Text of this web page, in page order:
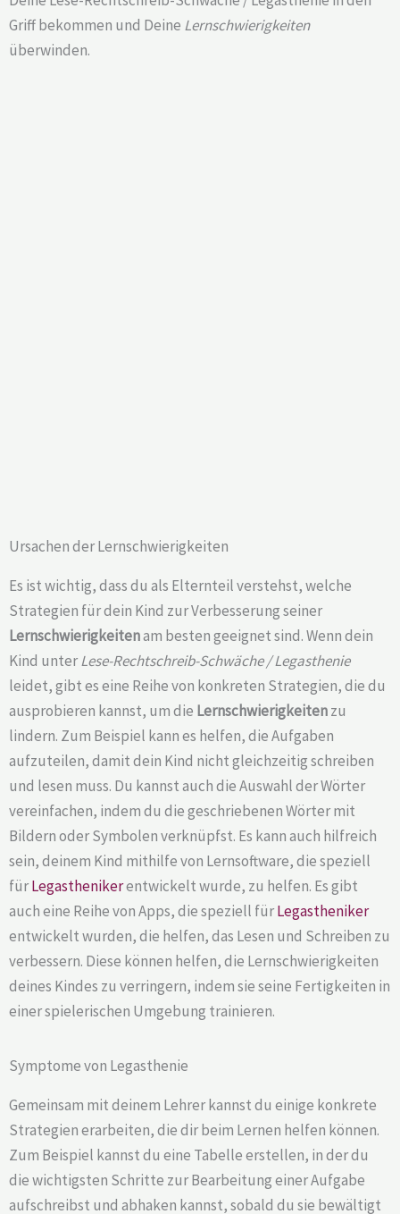
Griff bekommen und Deine Lernschwierigkeiten
überwinden.
Ursachen der Lernschwierigkeiten
Es ist wichtig, dass du als Elternteil verstehst, welche
Strategien für dein Kind zur Verbesserung seiner
Lernschwierigkeitenam besten geeignet sind. Wenn dein
Kind unterLese-Rechtschreib-Schwäche / Legasthenie
leidet, gibt es eine Reihe von konkreten Strategien, die du
ausprobieren kannst, um die Lernschwierigkeitenzu
lindern. Zum Beispiel kann es helfen, die Aufgaben
aufzuteilen, damit dein Kind nicht gleichzeitig schreiben
und lesen muss. Du kannst auch die Auswahl der Wörter
vereinfachen, indem du die geschriebenen Wörter mit
Bildern oder Symbolen verknüpfst. Es kann auch hilfreich
sein, deinem Kind mithilfe von Lernsoftware, die speziell
fürLegasthenikerentwickelt wurde, zu helfen. Es gibt
auch eine Reihe von Apps, die speziell fürLegastheniker
entwickelt wurden, die helfen, das Lesen und Schreiben zu
verbessern. Diese können helfen, die Lernschwierigkeiten
deines Kindes zu verringern, indem sie seine Fertigkeiten in
einer spielerischen Umgebung trainieren.
Symptome von Legasthenie
Gemeinsam mit deinem Lehrer kannst du einige konkrete
Strategien erarbeiten, die dir beim Lernen helfen können.
Zum Beispiel kannst du eine Tabelle erstellen, in der du
die wichtigsten Schritte zur Bearbeitung einer Aufgabe
aufschreibst und abhaken kannst, sobald du sie bewältigt